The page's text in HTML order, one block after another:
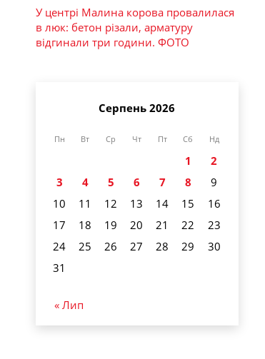
У центрі Малина корова провалилася
в люк: бетон різали, арматуру
відгинали три години. ФОТО
Серпень 2026
Пн Вт Ср Чт Пт Сб Нд
1
2
3
4 5 6 7 8
9
10
11 12 13 14 15
16
17
18 19 20 21 22
23
24
25 26 27 28 29
30
31
« Лип